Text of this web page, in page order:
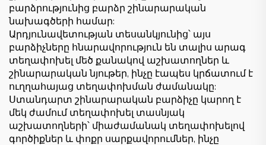
բարձրությունից բարձր շինարարական
նախագծերի համար:
Արդյունավետության տեսանկյունից՝ այս
բարձիչները հնարավորություն են տալիս արագ
տեղափոխել մեծ քանակով աշխատողներ և
շինարարական նյութեր, ինչը էապես կրճատում է
ուղղահայաց տեղափոխման ժամանակը:
Ստանդարտ շինարարական բարձիչը կարող է
մեկ ժամում տեղափոխել տասնյակ
աշխատողների՝ միաժամանակ տեղափոխելով
գործիքներ և փոքր սարքավորումներ, ինչը